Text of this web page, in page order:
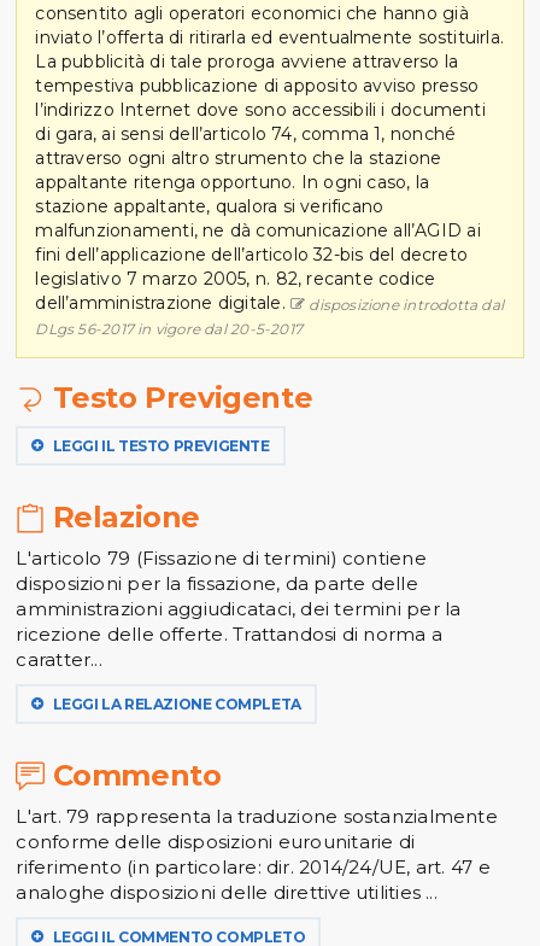
consentito agli operatori economici che hanno già
inviato l’offerta di ritirarla ed eventualmente sostituirla.
La pubblicità di tale proroga avviene attraverso la
tempestiva pubblicazione di apposito avviso presso
l’indirizzo Internet dove sono accessibili i documenti
di gara, ai sensi dell’articolo 74, comma 1, nonché
attraverso ogni altro strumento che la stazione
appaltante ritenga opportuno. In ogni caso, la
stazione appaltante, qualora si verificano
malfunzionamenti, ne dà comunicazione all’AGID ai
fini dell’applicazione dell’articolo 32-bis del decreto
legislativo 7 marzo 2005, n. 82, recante codice
dell’amministrazione digitale.
disposizione introdotta dal
DLgs 56-2017 in vigore dal 20-5-2017
Testo Previgente
LEGGI IL TESTO PREVIGENTE
Relazione
L'articolo 79 (Fissazione di termini) contiene
disposizioni per la fissazione, da parte delle
amministrazioni aggiudicataci, dei termini per la
ricezione delle offerte. Trattandosi di norma a
caratter...
LEGGI LA RELAZIONE COMPLETA
Commento
L'art. 79 rappresenta la traduzione sostanzialmente
conforme delle disposizioni eurounitarie di
riferimento (in particolare: dir. 2014/24/UE, art. 47 e
analoghe disposizioni delle direttive utilities ...
LEGGI IL COMMENTO COMPLETO